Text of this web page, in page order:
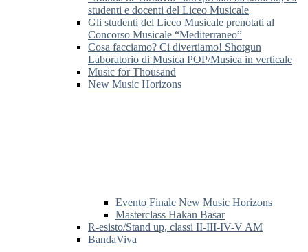
studenti e docenti del Liceo Musicale
Gli studenti del Liceo Musicale prenotati al
Concorso Musicale “Mediterraneo”
Cosa facciamo? Ci divertiamo! Shotgun
Laboratorio di Musica POP/Musica in verticale
Music for Thousand
New Music Horizons
Evento Finale New Music Horizons
Masterclass Hakan Basar
R-esisto/Stand up, classi II-III-IV-V AM
BandaViva